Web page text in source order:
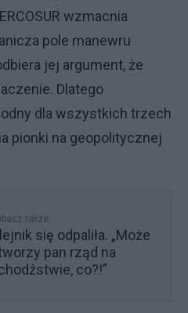
wzmacnia
pole manewru
jej argument, że
Dlatego
dla wszystkich trzech
pionki na geopolitycznej
także
się odpaliła. „Może
pan rząd na
co?!”